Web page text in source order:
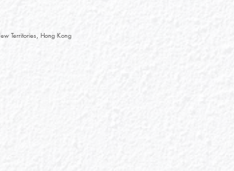
Territories, Hong Kong